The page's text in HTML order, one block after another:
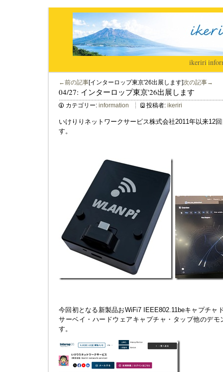
ikeriri|
←前の記事[インターロップ東京'26出展します]次の記事→
04/27: インターロップ東京'26出展します
カテゴリー: information 投稿者: ikeriri
いけりりネットワークサービス株式会社2011年以来12
す。
今回初となる新製品おWiFi7 IEEE802.11beキャプチャ
サーベイ・ハードウェアキャプチャ・タップ他のデ
す。